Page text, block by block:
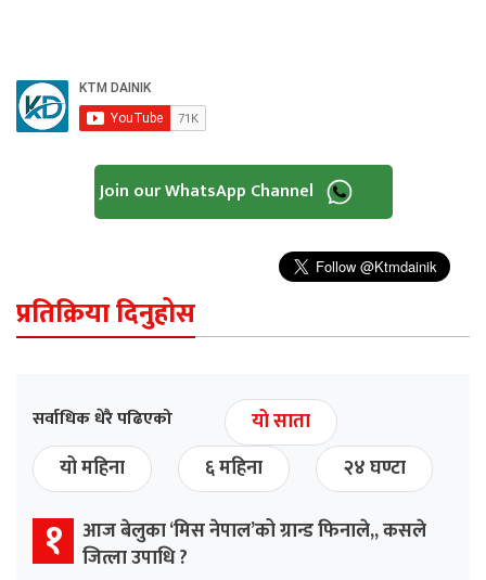
Join our WhatsApp Channel
प्रतिक्रिया दिनुहोस
सर्वाधिक धेरै पढिएको
यो साता
यो महिना
६ महिना २४ घण्टा
१ आज बेलुका ‘मिस नेपाल’को ग्रान्ड फिनाले,, कसले
जित्ला उपाधि ?